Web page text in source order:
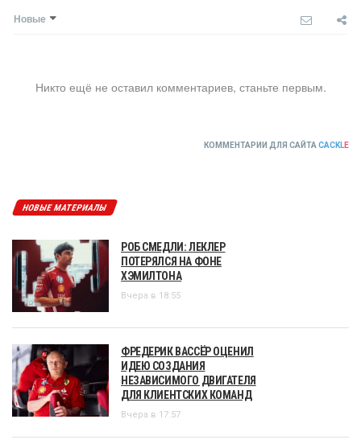
Новые
Никто ещё не оставил комментариев, станьте первым.
КОММЕНТАРИИ ДЛЯ САЙТА CACKLE
НОВЫЕ МАТЕРИАЛЫ
РОБ СМЕДЛИ: ЛЕКЛЕР
ПОТЕРЯЛСЯ НА ФОНЕ
ХЭМИЛТОНА
Вчера в 18:55
ФРЕДЕРИК ВАССЁР ОЦЕНИЛ
ИДЕЮ СОЗДАНИЯ
НЕЗАВИСИМОГО ДВИГАТЕЛЯ
ДЛЯ КЛИЕНТСКИХ КОМАНД
Вчера в 17:57